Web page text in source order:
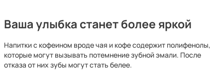
Ваша улыбка станет более яркой
Напитки с кофеином вроде чая и кофе содержит полифенолы,
которые могут вызывать потемнение зубной эмали. После
отказа от них зубы могут стать белее.